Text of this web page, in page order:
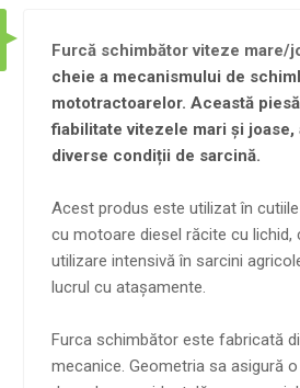
Furcă schimbător viteze mare/
cheie a mecanismului de
mototractoarelor. Această
fiabilitate vitezele mari și
diverse condiții de sarcină.
Acest produs este utilizat în
cu motoare diesel răcite cu lichid,
utilizare intensivă în sarcini
lucrul cu atașamente.
Furca schimbător este fabricată
mecanice. Geometria sa asigură